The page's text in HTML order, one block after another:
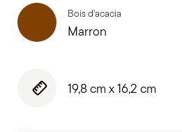
Bois d'acacia
Marron
19,8 cm x 16,2 cm